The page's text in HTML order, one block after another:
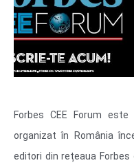
Forbes CEE Forum este
organizat în România
editori din rețeaua Forbes